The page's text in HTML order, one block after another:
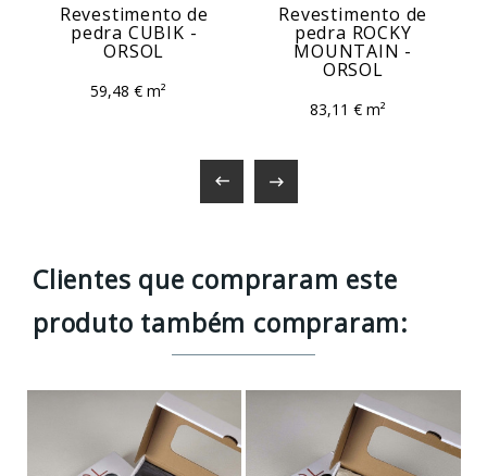
Revestimento de
pedra CUBIK -
ORSOL
59,48 € m²
Revestimento de
pedra ROCKY
MOUNTAIN -
ORSOL
83,11 € m²
 
Clientes que compraram este
produto também compraram: